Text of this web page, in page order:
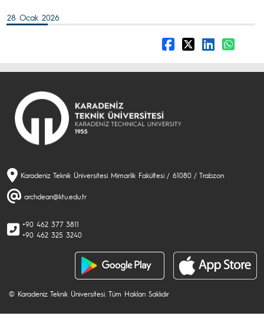
28 Ocak 2026
Karadeniz Teknik Üniversitesi Mimarlik Fakültesi / 61080 / Trabzon
archdean@ktu.edu.tr
+90 462 377 3811
+90 462 325 3240
© Karadeniz Teknik Üniversitesi. Tüm Hakları Saklıdır